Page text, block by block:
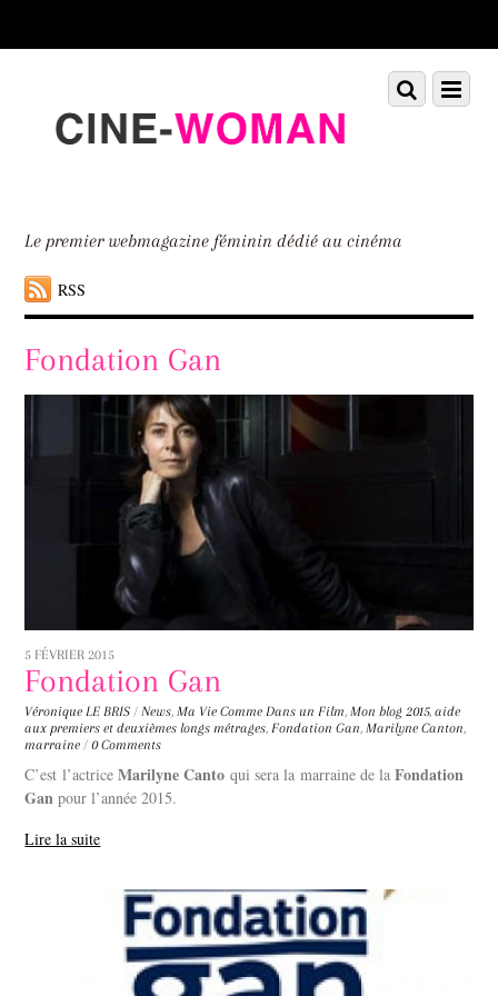
down
Le premier webmagazine féminin dédié au cinéma
RSS
Menu
Scroll
down
Fondation Gan
5 FÉVRIER 2015
Fondation Gan
Véronique LE BRIS / News, Ma Vie Comme Dans un Film, Mon blog 2015,aide
aux premiers et deuxièmes longs métrages, Fondation Gan, Marilyne Canton,
marraine / 0 Comments
C’est l’actriceMarilyne Canto qui sera la marraine de laFondation
Gan pour l’année 2015.
Lire la suite